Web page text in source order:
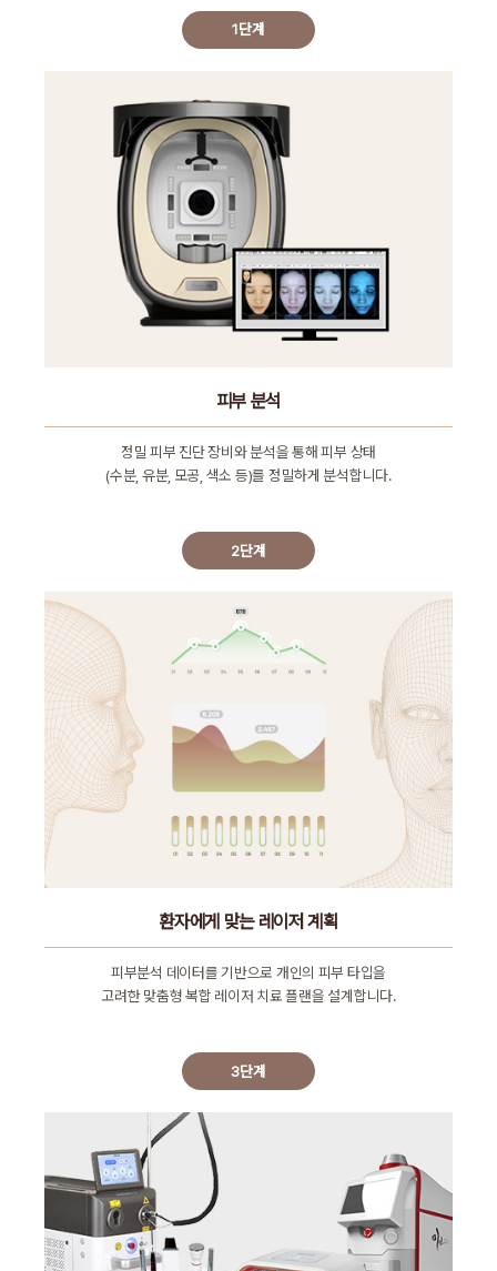
1단계
피부 분석
정밀 피부 진단 장비와 분석을 통해 피부 상태
(수분, 유분, 모공, 색소 등)를 정밀하게 분석합니다.
2단계
환자에게 맞는 레이저 계획
피부분석 데이터를 기반으로 개인의 피부 타입을
고려한 맞춤형 복합 레이저 치료 플랜을 설계합니다.
3단계